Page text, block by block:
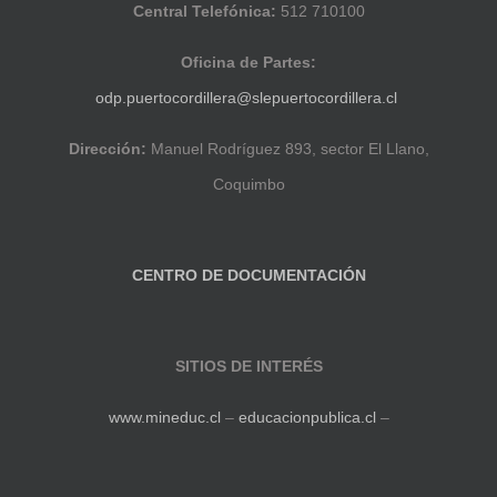
Central Telefónica: 512 710100
Oficina de Partes:
odp.puertocordillera@slepuertocordillera.cl
Dirección: Manuel Rodríguez 893, sector El Llano,
Coquimbo
CENTRO DE DOCUMENTACIÓN
SITIOS DE INTERÉS
www.mineduc.cl – educacionpublica.cl –